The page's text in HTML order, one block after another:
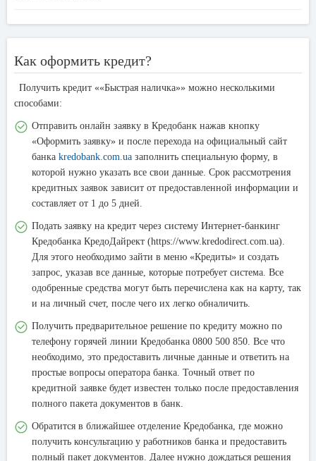
Как оформить кредит?
Получить кредит ««Быстрая наличка»» можно несколькими
способами:
Отправить онлайн заявку в Кредобанк нажав кнопку
«Оформить заявку» и после перехода на официальный сайт
банка kredobank.com.ua заполнить специальную форму, в
которой нужно указать все свои данные. Срок рассмотрения
кредитных заявок зависит от предоставленной информации и
составляет от 1 до 5 дней.
Подать заявку на кредит через систему Интернет-банкинг
Кредобанка КредоДайрект (https://www.kredodirect.com.ua).
Для этого необходимо зайти в меню «Кредиты» и создать
запрос, указав все данные, которые потребует система. Все
одобренные средства могут быть перечислена как на карту, так
и на личный счет, после чего их легко обналичить.
Получить предварительное решение по кредиту можно по
телефону горячей линии Кредобанка 0800 500 850. Все что
необходимо, это предоставить личные данные и ответить на
простые вопросы оператора банка. Точный ответ по
кредитной заявке будет известен только после предоставления
полного пакета документов в банк.
Обратится в ближайшее отделение Кредобанка, где можно
получить консультацию у работников банка и предоставить
полный пакет документов. Далее нужно дождаться решения